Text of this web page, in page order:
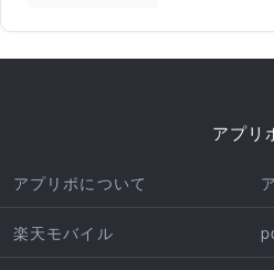
アプリ
アプリポについて
楽天モバイル